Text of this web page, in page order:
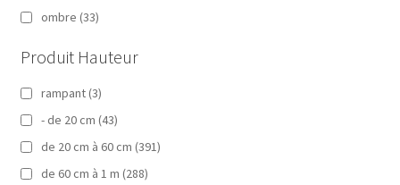
ombre (33)
Produit Hauteur
rampant (3)
- de 20 cm (43)
de 20 cm à 60 cm (391)
de 60 cm à 1 m (288)